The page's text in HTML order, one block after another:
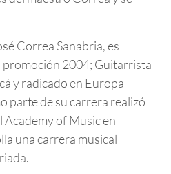
Correa Sanabria, es
promoción 2004; Guitarrista
y radicado en Europa
parte de su carrera realizó
Academy of Music en
una carrera musical